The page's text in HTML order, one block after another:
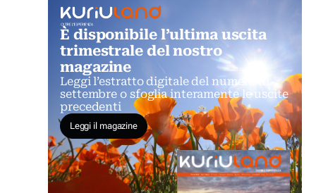
È disponibile l’ultima uscita
trimestrale del nostro
magazine
Leggi l’estratto digitale del numero di
settembre o sfoglia interamente le uscite
precedenti
Leggi il magazine